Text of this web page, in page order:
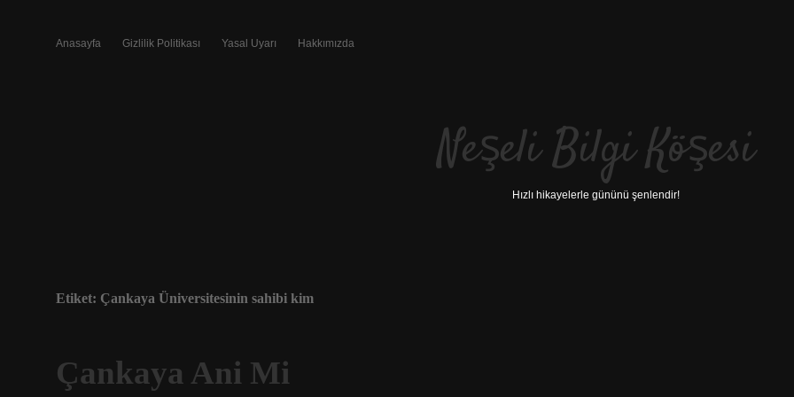
Anasayfa Gizlilik Politikası Yasal Uyarı Hakkımızda
Neşeli Bilgi Köşesi
Hızlı hikayelerle gününü şenlendir!
Etiket: Çankaya Üniversitesinin sahibi kim
Çankaya Ani Mi